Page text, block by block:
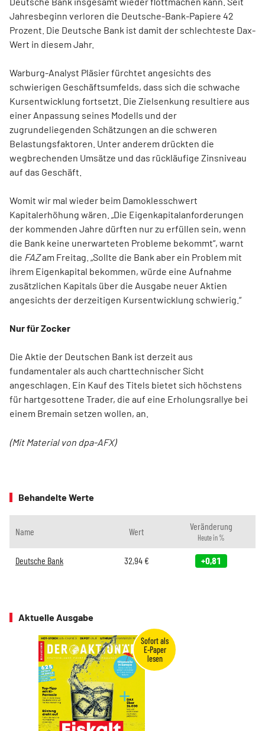
Jahresbeginn verloren die Deutsche-Bank-Papiere 42
Prozent. Die Deutsche Bank ist damit der schlechteste Dax-
Wert in diesem Jahr.
Warburg-Analyst Pläsier fürchtet angesichts des
schwierigen Geschäftsumfelds, dass sich die schwache
Kursentwicklung fortsetzt. Die Zielsenkung resultiere aus
einer Anpassung seines Modells und der
zugrundeliegenden Schätzungen an die schweren
Belastungsfaktoren. Unter anderem drückten die
wegbrechenden Umsätze und das rückläufige Zinsniveau
auf das Geschäft.
Womit wir mal wieder beim Damoklesschwert
Kapitalerhöhung wären. „Die Eigenkapitalanforderungen
der kommenden Jahre dürften nur zu erfüllen sein, wenn
die Bank keine unerwarteten Probleme bekommt“, warnt
die FAZam Freitag. „Sollte die Bank aber ein Problem mit
ihrem Eigenkapital bekommen, würde eine Aufnahme
zusätzlichen Kapitals über die Ausgabe neuer Aktien
angesichts der derzeitigen Kursentwicklung schwierig.“
Nur für Zocker
Die Aktie der Deutschen Bank ist derzeit aus
fundamentaler als auch charttechnischer Sicht
angeschlagen. Ein Kauf des Titels bietet sich höchstens
für hartgesottene Trader, die auf eine Erholungsrallye bei
einem Bremain setzen wollen, an.
(Mit Material von dpa-AFX)
Behandelte Werte
Name Wert Veränderung
Heute in %
Deutsche Bank 32,94€ +0,81
Aktuelle Ausgabe